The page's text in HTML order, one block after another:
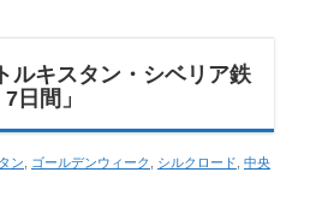
キスタン・シベリア鉄
日間」
ン ゴールデンウィーク シルクロード 中央